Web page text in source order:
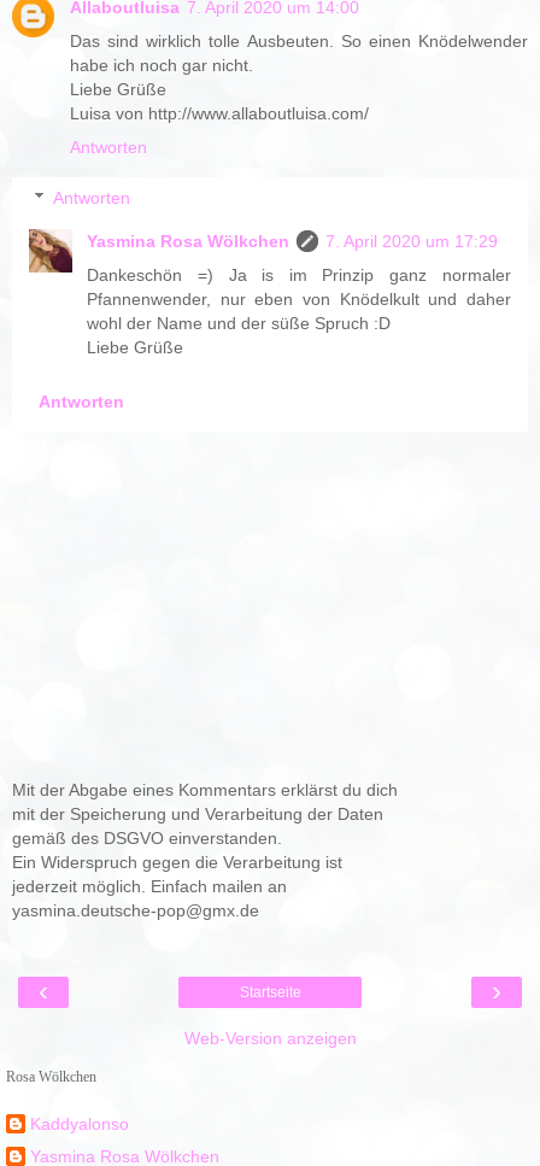
Allaboutluisa 7. April 2020 um 14:00
Das sind wirklich tolle Ausbeuten. So einen Knödelwender
habe ich noch gar nicht.
Liebe Grüße
Luisa von http://www.allaboutluisa.com/
Antworten
Antworten
Yasmina Rosa Wölkchen
7. April 2020 um 17:29
Dankeschön =) Ja is im Prinzip ganz normaler
Pfannenwender, nur eben von Knödelkult und daher
wohl der Name und der süße Spruch :D
Liebe Grüße
Antworten
Mit der Abgabe eines Kommentars erklärst du dich
mit der Speicherung und Verarbeitung der Daten
gemäß des DSGVO einverstanden.
Ein Widerspruch gegen die Verarbeitung ist
jederzeit möglich. Einfach mailen an
yasmina.deutsche-pop@gmx.de
‹ ›
Startseite
Web-Version anzeigen
Rosa Wölkchen
Kaddyalonso
Yasmina Rosa Wölkchen